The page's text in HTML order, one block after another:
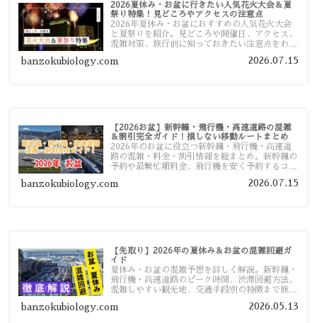
2026夏休み・お盆に行きたい人気花火大会＆夏
祭り特集！見どころやアクセスの注意点
2026年夏休み・お盆におすすめの人気花火大会
と夏祭りを紹介。見どころや開催日、アクセス、
混雑対策、旅行前に知っておきたい注意点をわか
banzokubiology.com 2026.07.15
【2026お盆】新幹線・飛行機・高速道路の混雑
＆割引完全ガイド！損しない移動ルートまとめ
2026年のお盆に役立つ新幹線・飛行機・高速道
路の混雑・料金・割引情報を総まとめ。新幹線の
予約や最繁忙期料金、飛行機を安く予約するコ
い移動方法を分かりやすく解説します。
banzokubiology.com 2026.07.15
【先取り】2026年の夏休み＆お盆の混雑回避ガ
イド
夏休み・お盆の混雑予想を詳しく解説。新幹線・
飛行機・高速道路のピーク時間、渋滞回避方法、
混雑しやすい観光地、交通手段別の特徴まで旅行
banzokubiology.com 2026.05.13